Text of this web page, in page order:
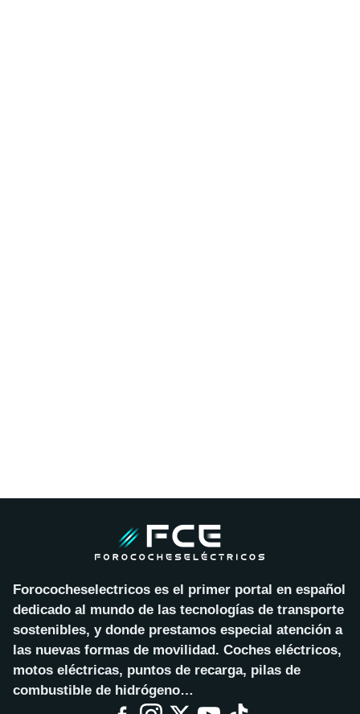
Forococheselectricos es el primer portal en español
dedicado al mundo de las tecnologías de transporte
sostenibles, y donde prestamos especial atención a
las nuevas formas de movilidad. Coches eléctricos,
motos eléctricas, puntos de recarga, pilas de
combustible de hidrógeno…